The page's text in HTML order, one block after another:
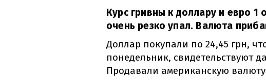
Курс гривны к доллару и евро 1
очень резко упал. Валюта
Доллар покупали по 24,45 грн,
понедельник, свидетельствуют
Продавали американскую валюту